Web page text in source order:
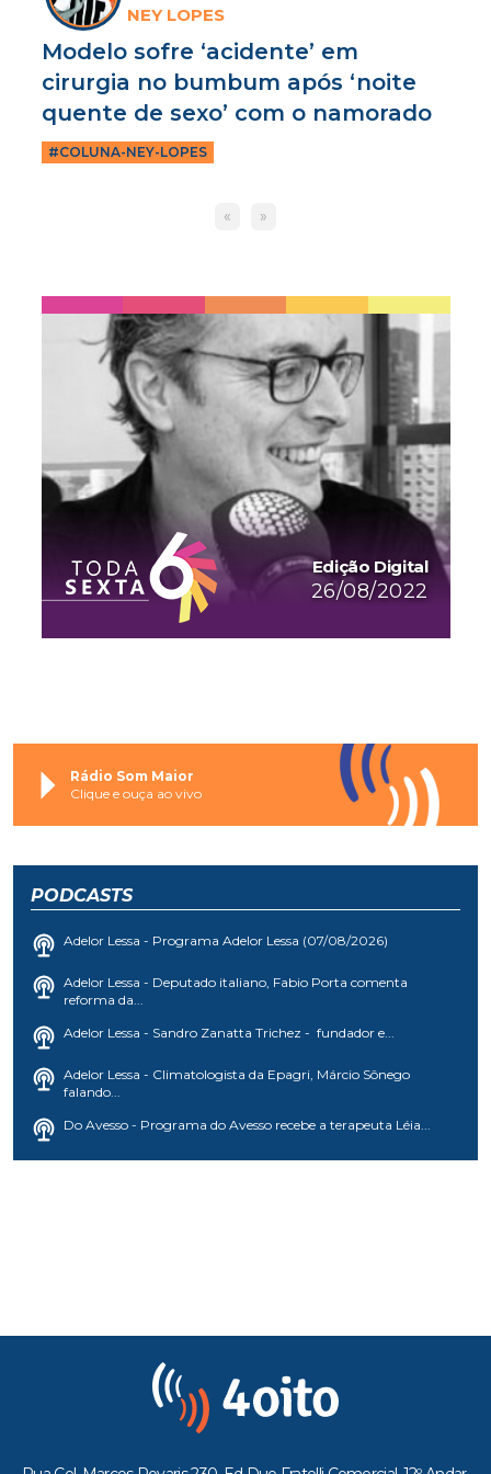
NEY LOPES
Modelo sofre ‘acidente’ em
cirurgia no bumbum após ‘noite
quente de sexo’ com o namorado
#COLUNA-NEY-LOPES
« »
Edição Digital
26/08/2022
Rádio Som Maior
Clique e ouça ao vivo
PODCASTS
Adelor Lessa - Programa Adelor Lessa (07/08/2026)
Adelor Lessa - Deputado italiano, Fabio Porta comenta
reforma da...
Adelor Lessa - Sandro Zanatta Trichez - fundador e...
Adelor Lessa - Climatologista da Epagri, Márcio Sônego
falando...
Do Avesso - Programa do Avesso recebe a terapeuta Léia...